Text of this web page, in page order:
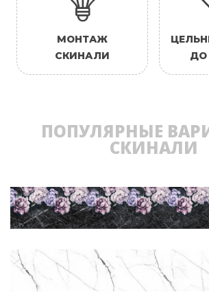
МОНТАЖ
СКИНАЛИ
ДО
ПОПУЛЯРНЫЕ
СКИНАЛИ